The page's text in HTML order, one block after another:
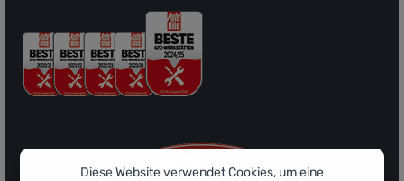
Diese Website verwendet Cookies, um eine